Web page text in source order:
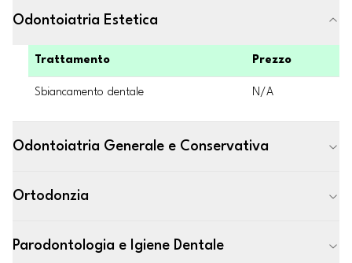
Odontoiatria Estetica
Trattamento Prezzo
Sbiancamento dentale N/A
Odontoiatria Generale e Conservativa
Ortodonzia
Parodontologia e Igiene Dentale